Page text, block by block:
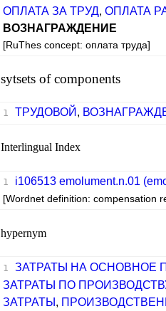
ОПЛАТА ЗА ТРУД,ОПЛАТА
ВОЗНАГРАЖДЕНИЕ
[RuThes concept: оплата труда]
sytsets of components
ТРУДОВОЙ ,
Interlingual Index
i106513 emolument.n.01
[Wordnet definition: compensation
hypernym
ЗАТРАТЫ НА ОСНОВНОЕ
ЗАТРАТЫ ПО
ЗАТРАТЫ ,